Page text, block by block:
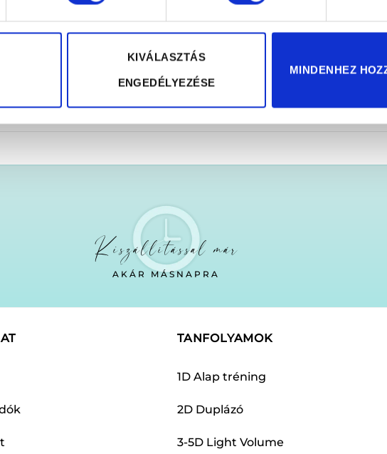
KIVÁLASZTÁS
ENGEDÉLYEZÉSE
MINDENHEZ
szinte az összes bőrkeményedés lehámlik (összesen 7~10
lehámlani.
Kapcsolódó termékek
Kiszállítással már
AKÁR MÁSNAPRA
TANFOLYAMOK
1D Alap tréning
2D Duplázó
3-5D Light Volume